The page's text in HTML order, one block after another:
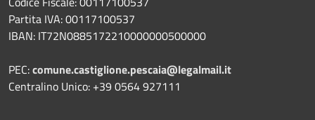
Partita IVA: 00117100537
IBAN: IT72N0885172210000000500000
PEC:comune.castiglione.pescaia@legalmail.it
Centralino Unico: +39 0564 927111